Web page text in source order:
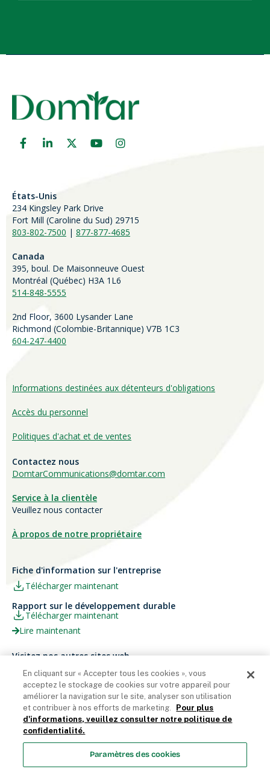
États-Unis
234 Kingsley Park Drive
Fort Mill (Caroline du Sud) 29715
803-802-7500 | 877-877-4685
Canada
395, boul. De Maisonneuve Ouest
Montréal (Québec) H3A 1L6
514-848-5555
2nd Floor, 3600 Lysander Lane
Richmond (Colombie-Britannique) V7B 1C3
604-247-4400
Informations destinées aux détenteurs d'obligations
Accès du personnel
Politiques d'achat et de ventes
Contactez nous
DomtarCommunications@domtar.com
Service à la clientèle
Veuillez nous contacter
À propos de notre propriétaire
Fiche d'information sur l'entreprise
Télécharger maintenant
Rapport sur le développement durable
Télécharger maintenant
Lire maintenant
Visitez nos autres sites web
Carrières
Ariva
Papier Xerox® Canada
Xerox® Paper USA
Domtar Corporation 2025. Tous droits réservés.
Termes et Conditions
Politique de vie privée Énoncé sur
En cliquant sur « Accepter tous les cookies », vous
acceptez le stockage de cookies sur votre appareil pour
améliorer la navigation sur le site, analyser son utilisation
et contribuer à nos efforts de marketing.
Pour plus
d'informations, veuillez consulter notre politique de
confidentialité.
Paramètres des cookies